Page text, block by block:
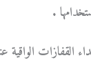
.
القفازات الواقية